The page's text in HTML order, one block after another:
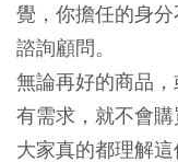
覺，你擔任的身
諮詢顧問。
無論再好的商品
有需求，就不會購
大家真的都理解